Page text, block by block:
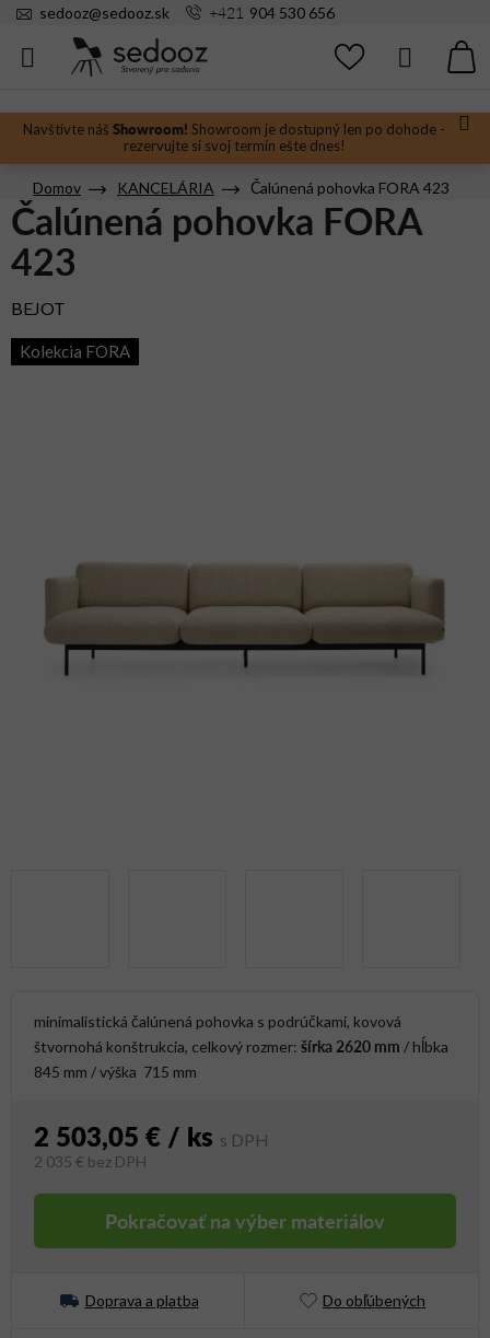
Prejsť
Navštívte náš Showroom! Showroom je dostupný len po dohode -
rezervujte si svoj termín ešte dnes!
sedooz@sedooz.sk +421 904 530 656
Hľadať
Domov KANCELÁRIA Čalúnená pohovka FORA 423
minimalistická čalúnená pohovka s podrúčkami, kovová
štvornohá konštrukcia, celkový rozmer: šírka 2620 mm / hĺbka
845 mm / výška 715 mm
2 503,05 € / ks
2 035 € bez DPH
Pokračovať na výber materiálov
Doprava a platba Do obľúbených
Čalúnená pohovka FORA
423
BEJOT
Kolekcia FORA